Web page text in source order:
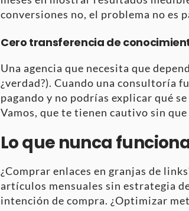
conversiones no, el problema no es
Cero transferencia de
Una agencia que necesita que
¿verdad?). Cuando una consultoría
pagando y no podrías explicar qué
Vamos, que te tienen cautivo sin
Lo que nunca
¿Comprar enlaces en granjas de
artículos mensuales sin estrategia
intención de compra. ¿Optimizar